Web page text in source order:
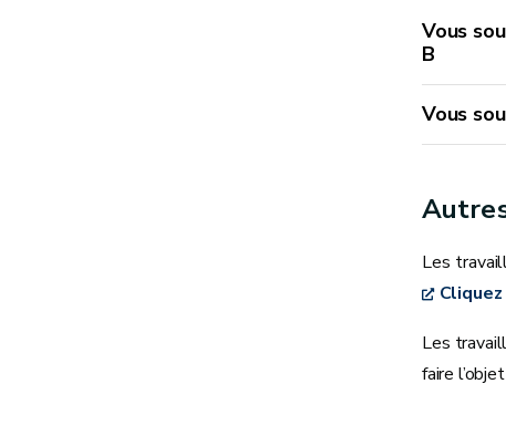
Vous
B
Vous
Les
Les
faire